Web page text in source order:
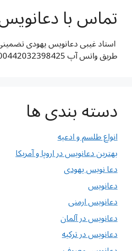
تماس با
استاد غیبی دعانویس یهودی
طریق واتس آپ 00442032398425
دسته بندی ها
انواع طلسم و ادعیه
بهترین دعانویس در اروپا و آمریکا
دعا نویس یهودی
دعانویس
دعانویس ارمنی
دعانویس در آلمان
دعانویس در ترکیه